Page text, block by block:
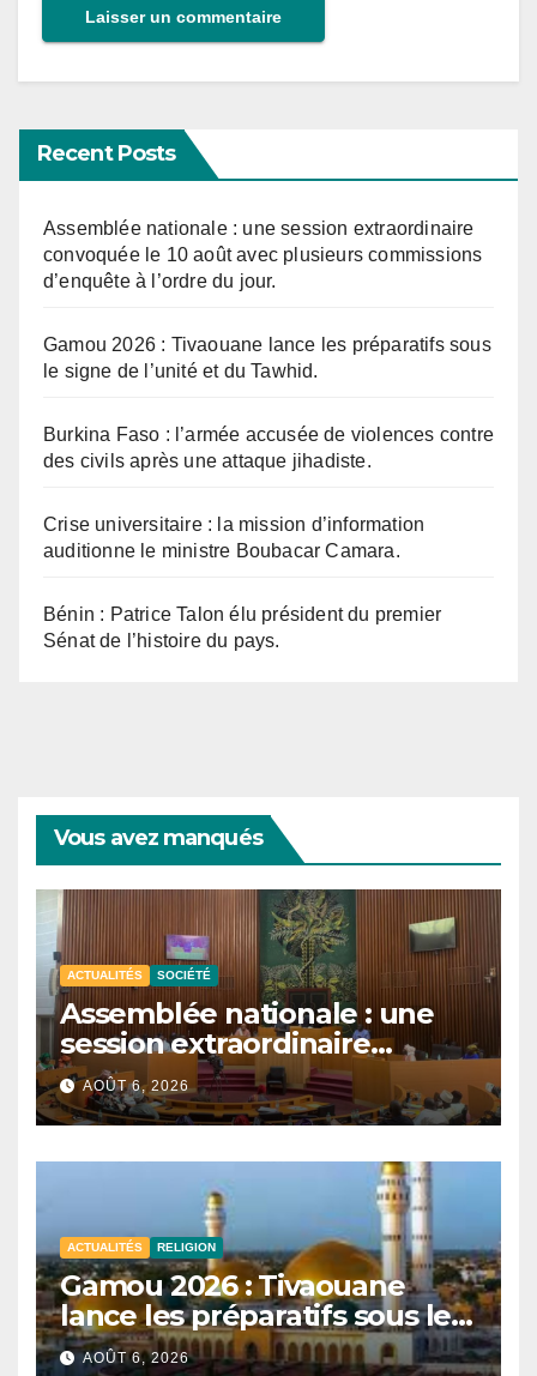
Recent Posts
Assemblée nationale : une session extraordinaire
convoquée le 10 août avec plusieurs commissions
d’enquête à l’ordre du jour.
Gamou 2026 : Tivaouane lance les préparatifs sous
le signe de l’unité et du Tawhid.
Burkina Faso : l’armée accusée de violences contre
des civils après une attaque jihadiste.
Crise universitaire : la mission d’information
auditionne le ministre Boubacar Camara.
Bénin : Patrice Talon élu président du premier
Sénat de l’histoire du pays.
Vous avez manqués
ACTUALITÉS SOCIÉTÉ
Assemblée nationale : une
session extraordinaire
convoquée le 10 août avec
plusieurs commissions
d’enquête à l’ordre du jour.
AOÛT 6, 2026
ACTUALITÉS RELIGION
Gamou 2026 : Tivaouane
lance les préparatifs sous le
signe de l’unité et du Tawhid.
AOÛT 6, 2026